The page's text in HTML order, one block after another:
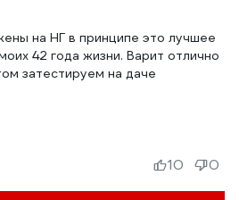
на НГ в принципе это лучшее
42 года жизни. Варит отлично
затестируем на даче
10 0